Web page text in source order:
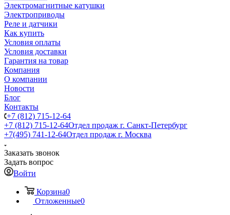
Электромагнитные катушки
Электроприводы
Реле и датчики
Как купить
Условия оплаты
Условия доставки
Гарантия на товар
Компания
О компании
Новости
Блог
Контакты
+7 (812) 715-12-64
+7 (812) 715-12-64Отдел продаж г. Санкт-Петербург
+7(495) 741-12-64Отдел продаж г. Москва
Заказать звонок
Задать вопрос
Войти
Корзина0
Отложенные0